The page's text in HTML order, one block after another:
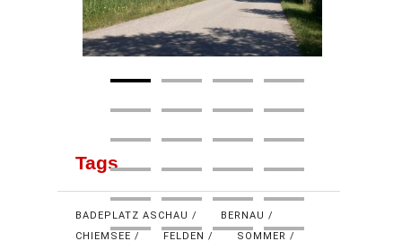
Tags
BADEPLATZ ASCHAU
BERNAU
CHIEMSEE
FELDEN
SOMMER